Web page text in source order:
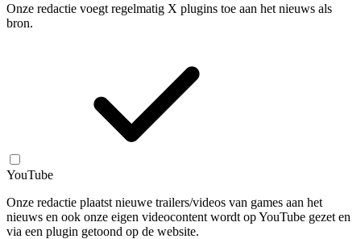
Onze redactie voegt regelmatig X plugins toe aan het nieuws als
bron.
YouTube
Onze redactie plaatst nieuwe trailers/videos van games aan het
nieuws en ook onze eigen videocontent wordt op YouTube gezet en
via een plugin getoond op de website.